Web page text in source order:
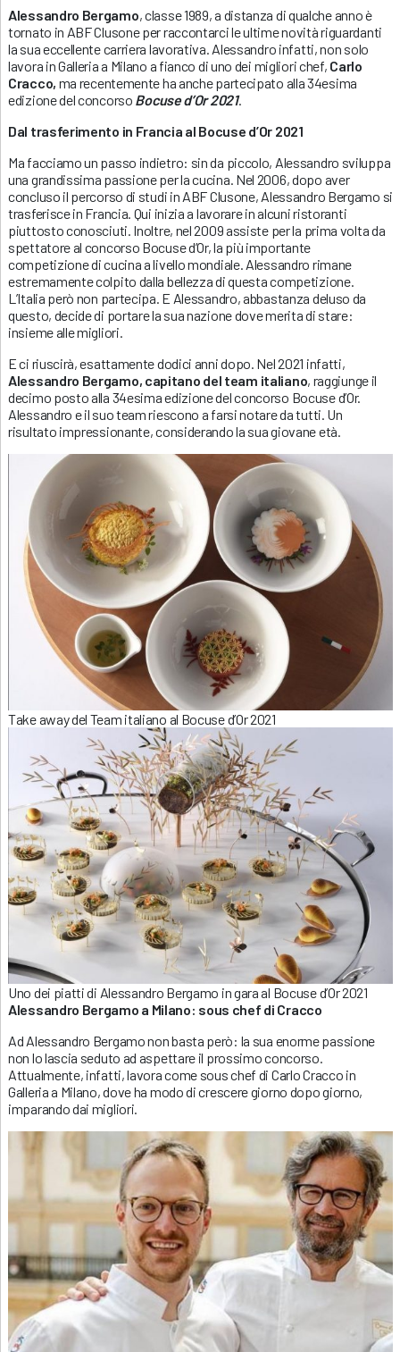
Alessandro Bergamo, classe 1989, a distanza di qualche anno è
tornato in ABF Clusone per raccontarci le ultime novità riguardanti
la sua eccellente carriera lavorativa. Alessandro infatti, non solo
lavora in Galleria a Milano a fianco di uno dei migliori chef, Carlo
Cracco, ma recentemente ha anche partecipato alla 34esima
edizione del concorso Bocuse d’Or 2021.
Dal trasferimento in Francia al Bocuse d’Or 2021
Ma facciamo un passo indietro: sin da piccolo, Alessandro sviluppa
una grandissima passione per la cucina. Nel 2006, dopo aver
concluso il percorso di studi in ABF Clusone, Alessandro Bergamo si
trasferisce in Francia. Qui inizia a lavorare in alcuni ristoranti
piuttosto conosciuti. Inoltre, nel 2009 assiste per la prima volta da
spettatore al concorso Bocuse d’Or, la più importante
competizione di cucina a livello mondiale. Alessandro rimane
estremamente colpito dalla bellezza di questa competizione.
L’Italia però non partecipa. E Alessandro, abbastanza deluso da
questo, decide di portare la sua nazione dove merita di stare:
insieme alle migliori.
E ci riuscirà, esattamente dodici anni dopo. Nel 2021 infatti,
Alessandro Bergamo, capitano del team italiano, raggiunge il
decimo posto alla 34esima edizione del concorso Bocuse d’Or.
Alessandro e il suo team riescono a farsi notare da tutti. Un
risultato impressionante, considerando la sua giovane età.
Take away del Team italiano al Bocuse d’Or 2021
Uno dei piatti di Alessandro Bergamo in gara al Bocuse d’Or 2021
Alessandro Bergamo a Milano: sous chef di Cracco
Ad Alessandro Bergamo non basta però: la sua enorme passione
non lo lascia seduto ad aspettare il prossimo concorso.
Attualmente, infatti, lavora come sous chef di Carlo Cracco in
Galleria a Milano, dove ha modo di crescere giorno dopo giorno,
imparando dai migliori.